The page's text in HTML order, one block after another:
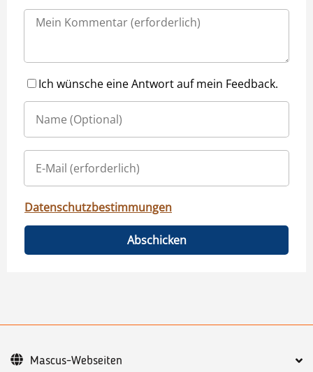
Ich wünsche eine Antwort auf mein Feedback.
Datenschutzbestimmungen
Abschicken
Mascus-Webseiten